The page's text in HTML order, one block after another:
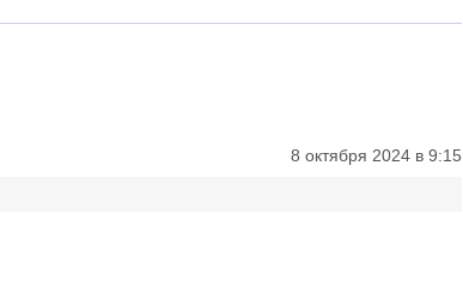
8 октября 2024 в 9:15